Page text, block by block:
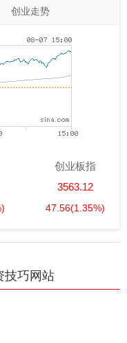
创业走势
创业板指
3563.12
47.56(1.35%)
技巧网站